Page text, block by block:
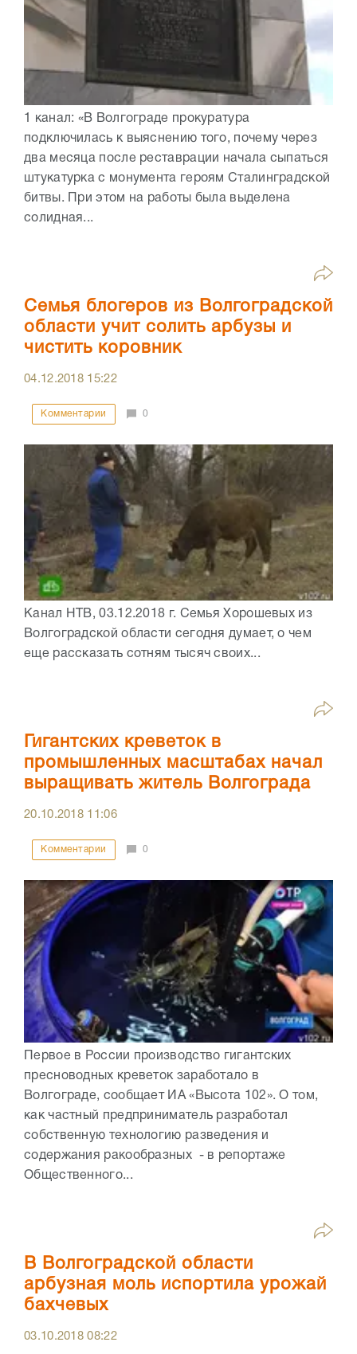
1 канал: «В Волгограде прокуратура
подключилась к выяснению того, почему через
два месяца после реставрации начала сыпаться
штукатурка с монумента героям Сталинградской
битвы. При этом на работы была выделена
солидная...
Семья блогеров из Волгоградской
области учит солить арбузы и
чистить коровник
04.12.2018 15:22
Комментарии 0
Канал НТВ, 03.12.2018 г. Семья Хорошевых из
Волгоградской области сегодня думает, о чем
еще рассказать сотням тысяч своих...
Гигантских креветок в
промышленных масштабах начал
выращивать житель Волгограда
20.10.2018 11:06
Комментарии 0
Первое в России производство гигантских
пресноводных креветок заработало в
Волгограде, сообщает ИА «Высота 102». О том,
как частный предприниматель разработал
собственную технологию разведения и
содержания ракообразных - в репортаже
Общественного...
В Волгоградской области
арбузная моль испортила урожай
бахчевых
03.10.201808:22